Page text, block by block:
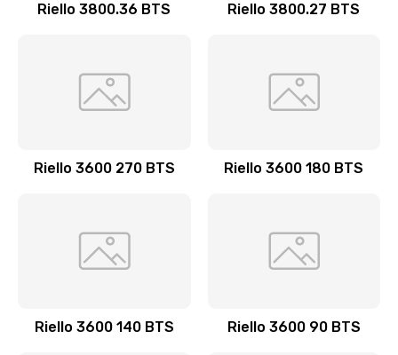
Riello 3800.36 BTS Riello 3800.27 BTS
Riello 3600 270 BTS Riello 3600 180 BTS
Riello 3600 140 BTS Riello 3600 90 BTS